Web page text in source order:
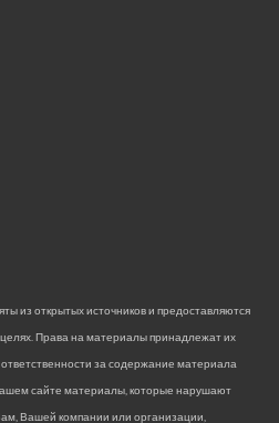
из открытых источников и предоставляются
Права на материалы принадлежат их
за содержание материала
сайте материалы, которые нарушают
Вашей компании или организации,